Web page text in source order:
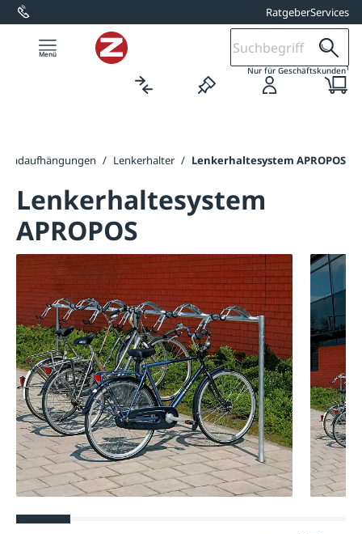
springen RatgeberServices
Nur für Geschäftskunden1
/ Lenkerhalter / Lenkerhaltesystem APROPOS
Lenkerhaltesystem
APROPOS